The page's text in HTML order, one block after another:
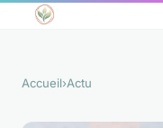
Accueil›Actu